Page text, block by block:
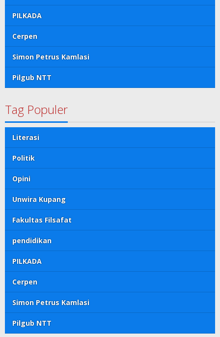
PILKADA
Cerpen
Simon Petrus Kamlasi
Pilgub NTT
Tag Populer
Literasi
Politik
Opini
Unwira Kupang
Fakultas Filsafat
pendidikan
PILKADA
Cerpen
Simon Petrus Kamlasi
Pilgub NTT